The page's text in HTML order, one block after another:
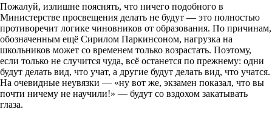
Пожалуй, излишне пояснять, что ничего подобного в
Министерстве просвещения делать не будут — это полностью
противоречит логике чиновников от образования. По причинам,
обозначенным ещё Сирилом Паркинсоном, нагрузка на
школьников может со временем только возрастать. Поэтому,
если только не случится чуда, всё останется по прежнему: одни
будут делать вид, что учат, а другие будут делать вид, что учатся.
На очевидные неувязки — «ну вот же, экзамен показал, что вы
почти ничему не научили!» — будут со вздохом закатывать
глаза.